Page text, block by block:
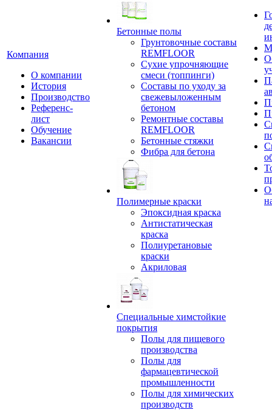
Компания
О компании
История
Производство
Референс-
лист
Обучение
Вакансии
Бетонные полы
Грунтовочные составы
REMFLOOR
Сухие упрочняющие
смеси (топпинги)
Составы по уходу за
свежевыложенным
бетоном
Ремонтные составы
REMFLOOR
Бетонные стяжки
Фибра для бетона
Полимерные краски
Эпоксидная краска
Антистатическая
краска
Полиуретановые
краски
Акриловая
Специальные химстойкие
покрытия
Полы для пищевого
производства
Полы для
фармацевтической
промышленности
Полы для химических
производств